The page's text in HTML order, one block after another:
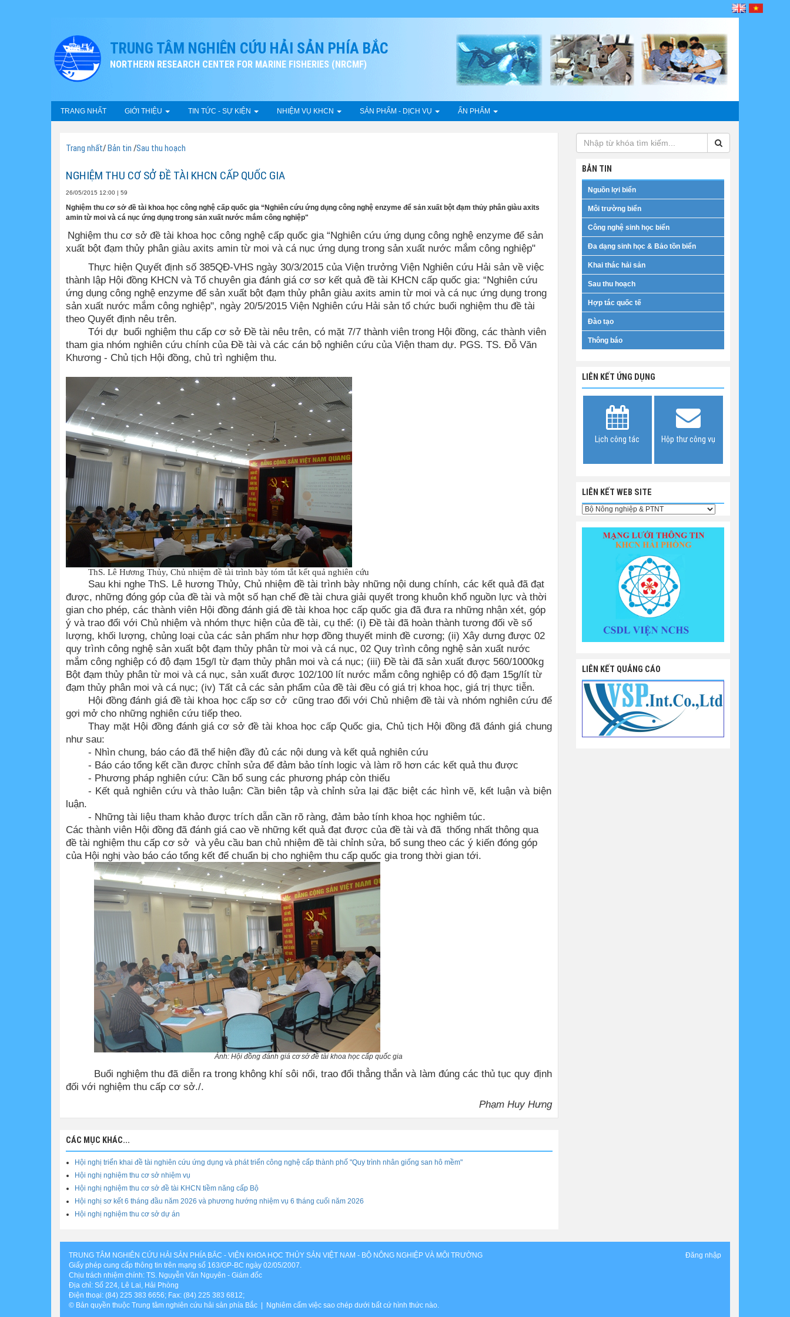
TRUNG TÂM NGHIÊN CỨU HẢI SẢN PHÍA BẮC
NORTHERN RESEARCH CENTER FOR MARINE FISHERIES (NRCMF)
TRANG NHẤT GIỚI THIỆU TIN TỨC - SỰ KIỆN NHIỆM VỤ KHCN SẢN PHẨM - DỊCH VỤ ẤN PHẨM
Trang nhất/Bản tin /Sau thu hoạch
NGHIỆM THU CƠ SỞ ĐỀ TÀI KHCN CẤP QUỐC GIA
26/05/2015 12:00 | 59
Nghiệm thu cơ sở đề tài khoa học công nghệ cấp quốc gia “Nghiên cứu ứng dụng công nghệ enzyme để sản xuất bột đạm thủy phân giàu axits
amin từ moi và cá nục ứng dụng trong sản xuất nước mắm công nghiệp"
Nghiệm thu cơ sở đề tài khoa học công nghệ cấp quốc gia “Nghiên cứu ứng dụng công nghệ enzyme để sản
xuất bột đạm thủy phân giàu axits amin từ moi và cá nục ứng dụng trong sản xuất nước mắm công nghiệp"
Thực hiện Quyết định số 385QĐ-VHS ngày 30/3/2015 của Viện trưởng Viện Nghiên cứu Hải sản về việc
thành lập Hội đồng KHCN và Tổ chuyên gia đánh giá cơ sơ kết quả đề tài KHCN cấp quốc gia: “Nghiên cứu
ứng dụng công nghệ enzyme để sản xuất bột đạm thủy phân giàu axits amin từ moi và cá nục ứng dụng trong
sản xuất nước mắm công nghiệp", ngày 20/5/2015 Viện Nghiên cứu Hải sản tổ chức buổi nghiệm thu đề tài
theo Quyết định nêu trên.
Tới dự buổi nghiệm thu cấp cơ sở Đề tài nêu trên, có mặt 7/7 thành viên trong Hội đồng, các thành viên
tham gia nhóm nghiên cứu chính của Đề tài và các cán bộ nghiên cứu của Viện tham dự. PGS. TS. Đỗ Văn
Khương - Chủ tịch Hội đồng, chủ trì nghiệm thu.
ThS. Lê Hương Thủy, Chủ nhiệm đề tài trình bày tóm tắt kết quả nghiên cứu
Sau khi nghe ThS. Lê hương Thủy, Chủ nhiệm đề tài trình bày những nội dung chính, các kết quả đã đạt
được, những đóng góp của đề tài và một số hạn chế đề tài chưa giải quyết trong khuôn khổ nguồn lực và thời
gian cho phép, các thành viên Hội đồng đánh giá đề tài khoa học cấp quốc gia đã đưa ra những nhận xét, góp
ý và trao đổi với Chủ nhiệm và nhóm thực hiện của đề tài, cụ thể: (i) Đề tài đã hoàn thành tương đối về số
lượng, khối lượng, chủng loại của các sản phẩm như hợp đồng thuyết minh đề cương; (ii) Xây dưng được 02
quy trình công nghệ sản xuất bột đạm thủy phân từ moi và cá nục, 02 Quy trình công nghệ sản xuất nước
mắm công nghiệp có độ đạm 15g/l từ đạm thủy phân moi và cá nục; (iii) Đề tài đã sản xuất được 560/1000kg
Bột đạm thủy phân từ moi và cá nục, sản xuất được 102/100 lít nước mắm công nghiệp có độ đạm 15g/lít từ
đạm thủy phân moi và cá nục; (iv) Tất cả các sản phẩm của đề tài đều có giá trị khoa học, giá trị thực tiễn.
Hội đồng đánh giá đề tài khoa học cấp sơ cở cũng trao đổi với Chủ nhiệm đề tài và nhóm nghiên cứu để
gợi mở cho những nghiên cứu tiếp theo.
Thay mặt Hội đồng đánh giá cơ sở đề tài khoa học cấp Quốc gia, Chủ tịch Hội đồng đã đánh giá chung
như sau:
- Nhìn chung, báo cáo đã thể hiện đầy đủ các nội dung và kết quả nghiên cứu
- Báo cáo tổng kết cần được chỉnh sửa để đảm bảo tính logic và làm rõ hơn các kết quả thu được
- Phương pháp nghiên cứu: Cần bổ sung các phương pháp còn thiếu
- Kết quả nghiên cứu và thảo luận: Cần biên tập và chỉnh sửa lại đặc biệt các hình vẽ, kết luận và biện
luận.
- Những tài liệu tham khảo được trích dẫn cần rõ ràng, đảm bảo tính khoa học nghiêm túc.
Các thành viên Hội đồng đã đánh giá cao về những kết quả đạt được của đề tài và đã thống nhất thông qua
đề tài nghiệm thu cấp cơ sở và yêu cầu ban chủ nhiệm đề tài chỉnh sửa, bổ sung theo các ý kiến đóng góp
của Hội nghị vào báo cáo tổng kết để chuẩn bị cho nghiệm thu cấp quốc gia trong thời gian tới.
Ảnh: Hội đồng đánh giá cơ sở đề tài khoa học cấp quốc gia
Buổi nghiệm thu đã diễn ra trong không khí sôi nổi, trao đổi thẳng thắn và làm đúng các thủ tục quy định
đối với nghiệm thu cấp cơ sở./.
Phạm Huy Hưng
CÁC MỤC KHÁC...
Hội nghị triển khai đề tài nghiên cứu ứng dụng và phát triển công nghệ cấp thành phố "Quy trình nhân giống san hô mềm"
Hội nghị nghiệm thu cơ sở nhiệm vụ
Hội nghị nghiệm thu cơ sở đề tài KHCN tiềm năng cấp Bộ
Hội nghị sơ kết 6 tháng đầu năm 2026 và phương hướng nhiệm vụ 6 tháng cuối năm 2026
Hội nghị nghiệm thu cơ sở dự án
BẢN TIN
Nguồn lợi biển
Môi trường biển
Công nghệ sinh học biển
Đa dạng sinh học & Bảo tồn biển
Khai thác hải sản
Sau thu hoạch
Hợp tác quốc tế
Đào tạo
Thông báo
LIÊN KẾT ỨNG DỤNG
Lịch công tác Hộp thư công vụ
LIÊN KẾT WEB SITE
LIÊN KẾT QUẢNG CÁO
TRUNG TÂM NGHIÊN CỨU HẢI SẢN PHÍA BẮC - VIỆN KHOA HỌC THỦY SẢN VIỆT NAM - BỘ NÔNG NGHIỆP VÀ MÔI TRƯỜNG
Giấy phép cung cấp thông tin trên mạng số 163/GP-BC ngày 02/05/2007.
Chịu trách nhiệm chính: TS. Nguyễn Văn Nguyên - Giám đốc
Địa chỉ: Số 224, Lê Lai, Hải Phòng
Điện thoại: (84) 225 383 6656; Fax: (84) 225 383 6812;
© Bản quyền thuộc Trung tâm nghiên cứu hải sản phía Bắc | Nghiêm cấm việc sao chép dưới bất cứ hình thức nào.
Đăng nhập